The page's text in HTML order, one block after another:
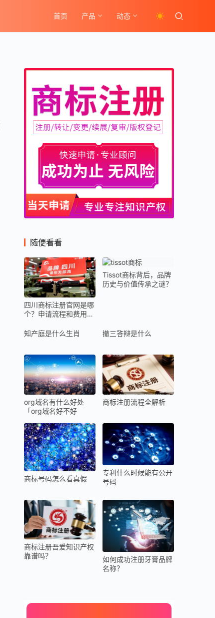
首页 产品 动态
随便看看
四川商标注册官网是哪
个？申请流程和费用如
Tissot商标背后，品牌
历史与价值传承之谜？
知产庭是什么生肖 撤三答辩是什么
org域名有什么好处
「org域名好不好
商标注册流程全解析
商标号码怎么看真假
专利什么时候能有公开
号码
商标注册吾爱知识产权
靠谱吗？
如何成功注册牙膏品牌
名称？